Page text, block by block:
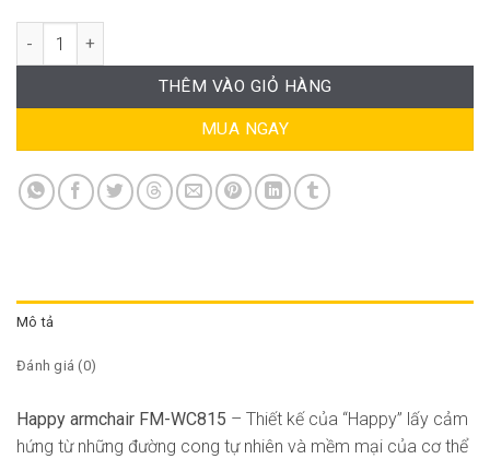
Happy armchair FM-WC815 số lượng
THÊM VÀO GIỎ HÀNG
MUA NGAY
Mô tả
Đánh giá (0)
Happy armchair FM-WC815 – Thiết kế của “Happy” lấy cảm
hứng từ những đường cong tự nhiên và mềm mại của cơ thể